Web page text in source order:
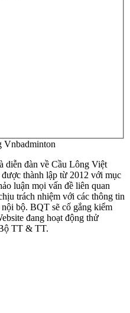
Vnbadminton
diễn đàn về Cầu Lông Việt
thành lập từ 2012 với mục
luận mọi vấn đề liên quan
trách nhiệm với các thông tin
bộ. BQT sẽ cố gắng kiểm
đang hoạt động thử
TT & TT.